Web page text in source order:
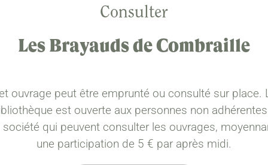
Consulter
Les Brayauds de Combraille
ouvrage peut être emprunté ou consulté sur place.
est ouverte aux personnes non
société qui peuvent consulter les ouvrages,
une participation de 5 € par après midi.